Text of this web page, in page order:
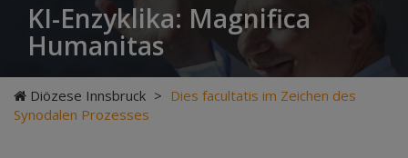
KI-Enzyklika: Magnifica
Humanitas
Diözese Innsbruck > Dies facultatis im Zeichen des
Synodalen Prozesses